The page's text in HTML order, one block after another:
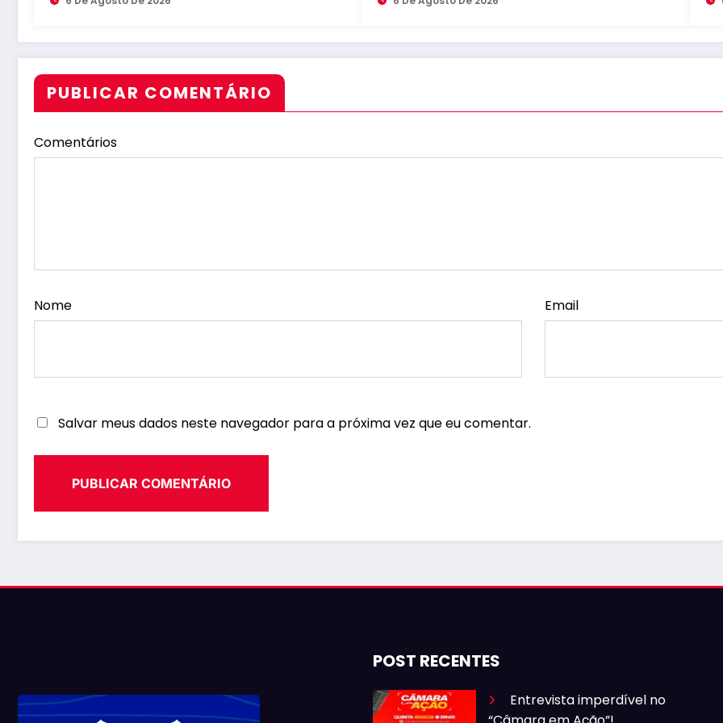
PUBLICAR COMENTÁRIO
Comentários
Nome Email
Salvar meus dados neste navegador para a próxima vez que eu comentar.
POST RECENTES
Entrevista imperdível no